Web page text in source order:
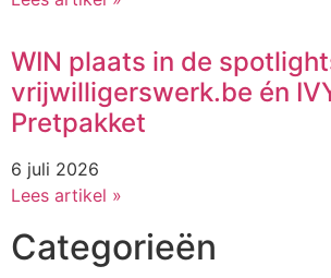
WIN plaats in de
vrijwilligerswerk.be én
Pretpakket
6 juli 2026
Lees artikel »
Categorieën